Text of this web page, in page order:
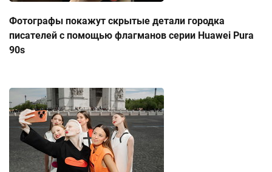
Фотографы покажут скрытые детали городка
писателей с помощью флагманов серии Huawei Pura
90s